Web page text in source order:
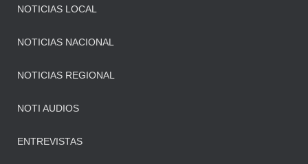
NOTICIAS LOCAL
NOTICIAS NACIONAL
NOTICIAS REGIONAL
NOTI AUDIOS
ENTREVISTAS